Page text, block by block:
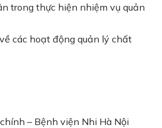
trong thực hiện nhiệm vụ quản
các hoạt động quản lý chất
– Bệnh viện Nhi Hà Nội